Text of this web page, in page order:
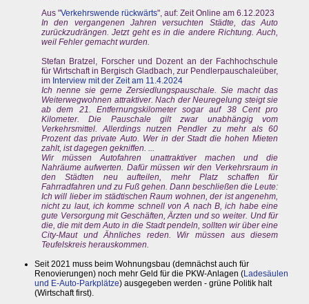
Aus "Verkehrswende rückwärts", auf: Zeit Online am 6.12.2023
In den vergangenen Jahren versuchten Städte, das Auto
zurückzudrängen. Jetzt geht es in die andere Richtung. Auch,
weil Fehler gemacht wurden.
Stefan Bratzel, Forscher und Dozent an der Fachhochschule
für Wirtschaft in Bergisch Gladbach, zur Pendlerpauschaleüber,
im Interview mit der Zeit am 11.4.2024
Ich nenne sie gerne Zersiedlungspauschale. Sie macht das
Weiterwegwohnen attraktiver. Nach der Neuregelung steigt sie
ab dem 21. Entfernungskilometer sogar auf 38 Cent pro
Kilometer. Die Pauschale gilt zwar unabhängig vom
Verkehrsmittel. Allerdings nutzen Pendler zu mehr als 60
Prozent das private Auto. Wer in der Stadt die hohen Mieten
zahlt, ist dagegen gekniffen. ...
Wir müssen Autofahren unattraktiver machen und die
Nahräume aufwerten. Dafür müssen wir den Verkehrsraum in
den Städten neu aufteilen, mehr Platz schaffen für
Fahrradfahren und zu Fuß gehen. Dann beschließen die Leute:
Ich will lieber im städtischen Raum wohnen, der ist angenehm,
nicht zu laut, ich komme schnell von A nach B, ich habe eine
gute Versorgung mit Geschäften, Ärzten und so weiter. Und für
die, die mit dem Auto in die Stadt pendeln, sollten wir über eine
City-Maut und Ähnliches reden. Wir müssen aus diesem
Teufelskreis herauskommen.
Seit 2021 muss beim Wohnungsbau (demnächst auch für
Renovierungen) noch mehr Geld für die PKW-Anlagen (Ladesäulen
und E-Auto-Parkplätze) ausgegeben werden - grüne Politik halt
(Wirtschaft first).